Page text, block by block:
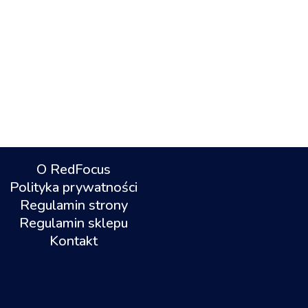
O RedFocus
Polityka prywatności
Regulamin strony
Regulamin sklepu
Kontakt